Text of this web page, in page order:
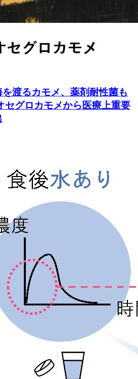
を渡るカモメ、薬剤耐性菌も
セグロカモメから医療上重要